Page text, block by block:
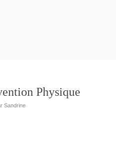
Physique
Sandrine